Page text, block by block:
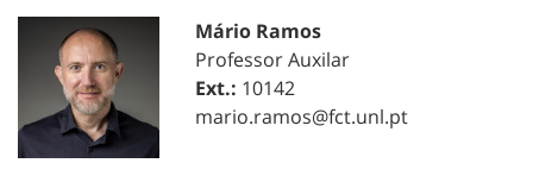
Mário Ramos
Professor Auxilar
Ext.: 10142
mario.ramos@fct.unl.pt